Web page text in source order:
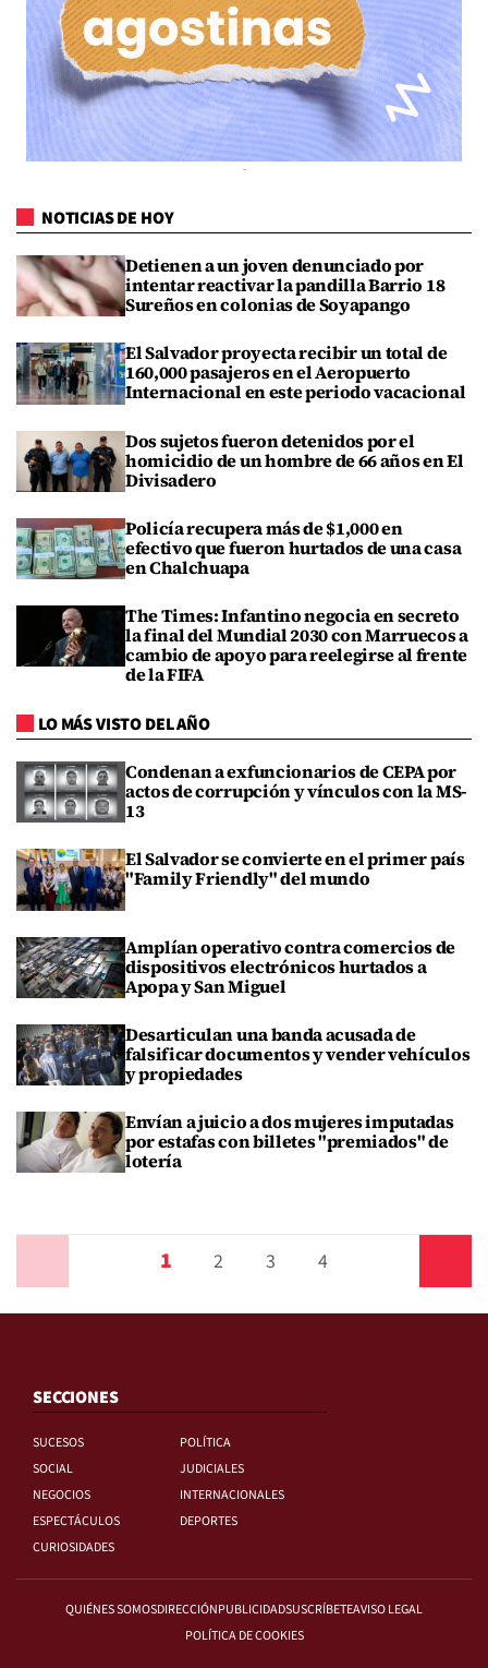
NOTICIAS DE HOY
Detienen a un joven denunciado por
intentar reactivar la pandilla Barrio 18
Sureños en colonias de Soyapango
El Salvador proyecta recibir un total de
160,000 pasajeros en el Aeropuerto
Internacional en este periodo vacacional
Dos sujetos fueron detenidos por el
homicidio de un hombre de 66 años en El
Divisadero
Policía recupera más de $1,000 en
efectivo que fueron hurtados de una casa
en Chalchuapa
The Times: Infantino negocia en secreto
la final del Mundial 2030 con Marruecos a
cambio de apoyo para reelegirse al frente
de la FIFA
LO MÁS VISTO DEL AÑO
Condenan a exfuncionarios de CEPA por
actos de corrupción y vínculos con la MS-
13
El Salvador se convierte en el primer país
"Family Friendly" del mundo
Amplían operativo contra comercios de
dispositivos electrónicos hurtados a
Apopa y San Miguel
Desarticulan una banda acusada de
falsificar documentos y vender vehículos
y propiedades
Envían a juicio a dos mujeres imputadas
por estafas con billetes "premiados" de
lotería
1 2 3 4
SECCIONES
SUCESOS
POLÍTICA
SOCIAL
JUDICIALES
NEGOCIOS
INTERNACIONALES
ESPECTÁCULOS
DEPORTES
CURIOSIDADES
QUIÉNES SOMOSDIRECCIÓNPUBLICIDADSUSCRÍBETEAVISO LEGAL
POLÍTICA DE COOKIES